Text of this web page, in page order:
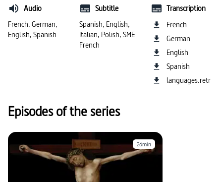
#langue espagnole #Espagne (histoire du pays)
#Temps modernes
Audio
French, German,
English, Spanish
Subtitle
Spanish, English,
Italian, Polish, SME
French
Transcription
French
German
English
Spanish
languages.retr
Episodes of the series
26min